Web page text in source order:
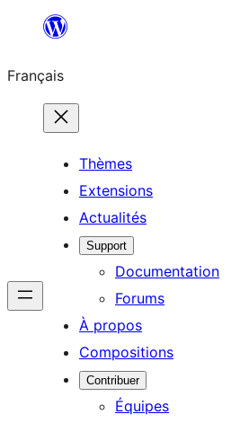
contenu
Français
Thèmes
Extensions
Actualités
Support
Documentation
Forums
À propos
Compositions
Contribuer
Équipes